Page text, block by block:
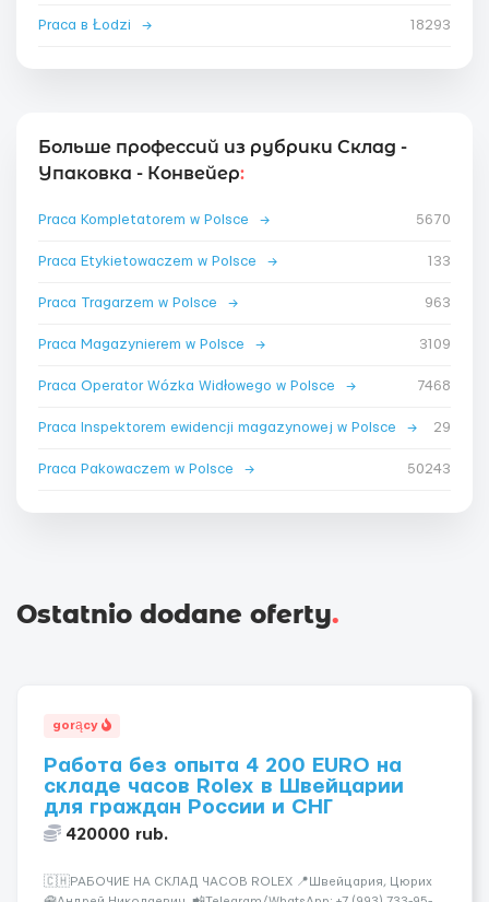
Praca в Łodzi → 18293
Больше профессий из рубрики Склад -
Упаковка - Конвейер:
Praca Kompletatorem w Polsce → 5670
Praca Etykietowaczem w Polsce → 133
Praca Tragarzem w Polsce → 963
Praca Magazynierem w Polsce → 3109
Praca Operator Wózka Widłowego w Polsce → 7468
Praca Inspektorem ewidencji magazynowej w Polsce → 29
Praca Pakowaczem w Polsce → 50243
Ostatnio dodane oferty.
gorący
Работа без опыта 4 200 EURO на
складе часов Rolex в Швейцарии
для граждан России и СНГ
420000 rub.
🇨🇭РАБОЧИЕ НА СКЛАД ЧАСОВ ROLEX 📍Швейцария, Цюрих